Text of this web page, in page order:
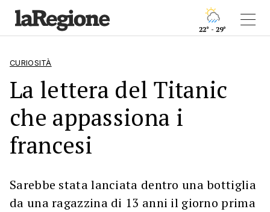
22° - 29°
CURIOSITÀ
La lettera del Titanic
che appassiona i
francesi
Sarebbe stata lanciata dentro una bottiglia
da una ragazzina di 13 anni il giorno prima